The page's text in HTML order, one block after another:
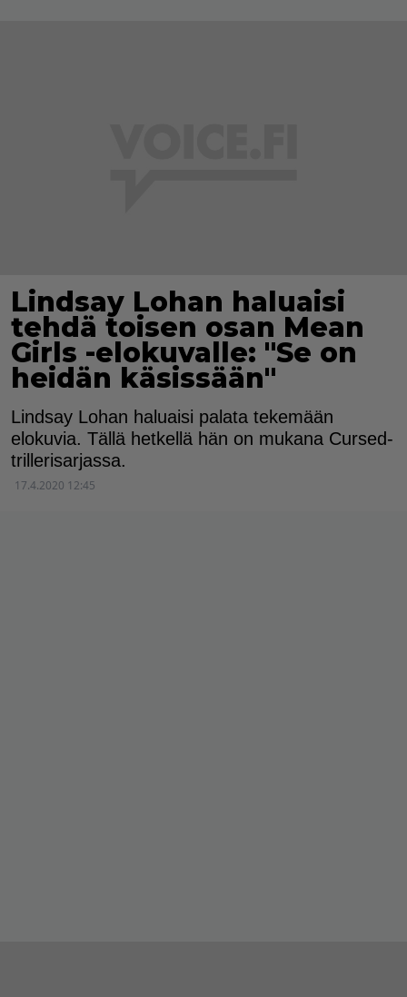
Lindsay Lohan haluaisi
tehdä toisen osan Mean
Girls -elokuvalle: "Se on
heidän käsissään"
Lindsay Lohan haluaisi palata tekemään
elokuvia. Tällä hetkellä hän on mukana Cursed-
trillerisarjassa.
17.4.2020 12:45